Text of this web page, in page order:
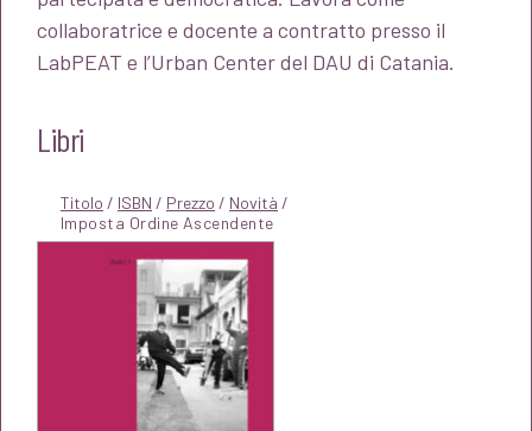
collaboratrice e docente a contratto presso il
LabPEAT e l’Urban Center del DAU di Catania.
Libri
Titolo / ISBN / Prezzo / Novità /